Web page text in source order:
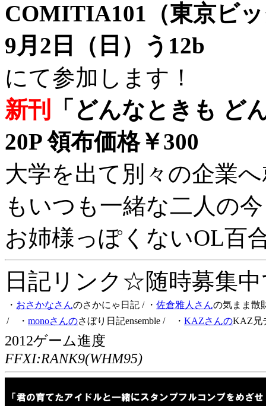
COMITIA101（東京ビ
9月2日（日）う12b
にて参加します！
新刊
「どんなときも ど
20P 領布価格￥300
大学を出て別々の企業
もいつも一緒な二人の
お姉様っぽくないOL百
日記リンク☆随時募集
・ おさかなさんのさかにゃ日記 / ・ 佐倉雅人さんの気まま散
/ ・ monoさんのさぼり日記ensemble / ・ KAZさんのKAZ兄
2012ゲーム進度
FFXI:RANK9(WHM95)